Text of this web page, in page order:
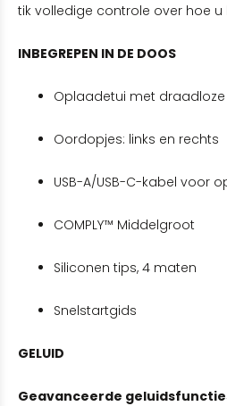
tik volledige controle over hoe u
INBEGREPEN IN DE DOOS
Oplaadetui met
Oordopjes: links en rechts
USB-A/USB-C-kabel voor
COMPLY™ Middelgroot
Siliconen tips, 4 maten
Snelstartgids
GELUID
Geavanceerde